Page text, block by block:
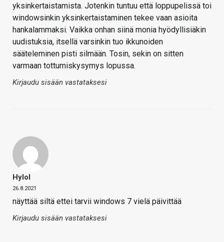
yksinkertaistamista. Jotenkin tuntuu että loppupelissä toi
windowsinkin yksinkertaistaminen tekee vaan asioita
hankalammaksi. Vaikka onhan siinä monia hyödyllisiäkin
uudistuksia, itsellä varsinkin tuo ikkunoiden
sääteleminen pisti silmään. Tosin, sekin on sitten
varmaan tottumiskysymys lopussa.
Kirjaudu sisään vastataksesi
Hylol
26.8.2021
näyttää siltä ettei tarvii windows 7 vielä päivittää
Kirjaudu sisään vastataksesi